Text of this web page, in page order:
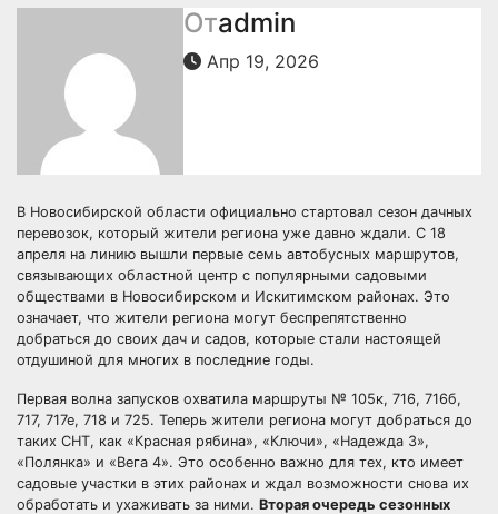
Отadmin
Апр 19, 2026
В Новосибирской области официально стартовал сезон дачных
перевозок, который жители региона уже давно ждали. С 18
апреля на линию вышли первые семь автобусных маршрутов,
связывающих областной центр с популярными садовыми
обществами в Новосибирском и Искитимском районах. Это
означает, что жители региона могут беспрепятственно
добраться до своих дач и садов, которые стали настоящей
отдушиной для многих в последние годы.
Первая волна запусков охватила маршруты № 105к, 716, 716б,
717, 717е, 718 и 725. Теперь жители региона могут добраться до
таких СНТ, как «Красная рябина», «Ключи», «Надежда 3»,
«Полянка» и «Вега 4». Это особенно важно для тех, кто имеет
садовые участки в этих районах и ждал возможности снова их
обработать и ухаживать за ними. Вторая очередь сезонных